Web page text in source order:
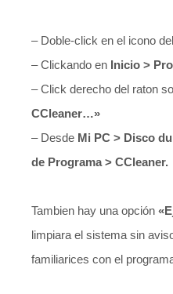
– Doble-click en el icono
– Clickando en Inicio >
– Click derecho del raton
CCleaner…»
– Desde Mi PC > Disco
de Programa > CCleaner.
Tambien hay una opción
limpiara el sistema sin
familiarices con el